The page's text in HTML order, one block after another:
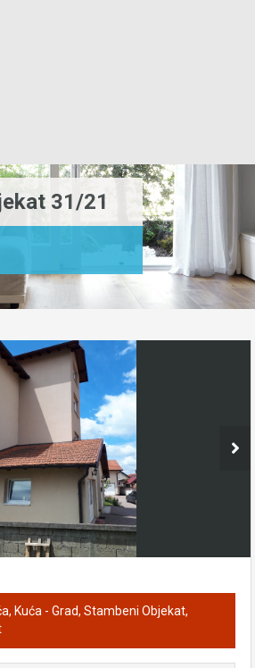
31/21
Kuća - Grad, Stambeni Objekat,